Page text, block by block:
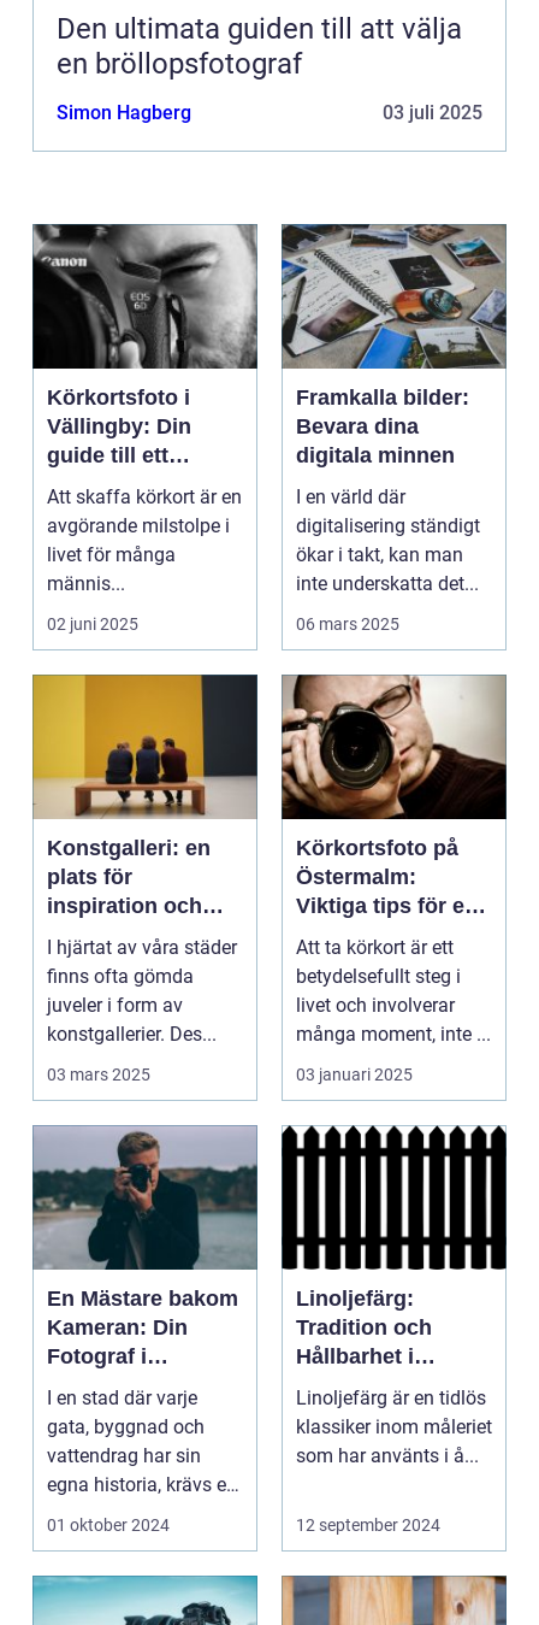
Den ultimata guiden till att välja
en bröllopsfotograf
Simon Hagberg 03 juli 2025
Körkortsfoto i
Vällingby: Din
guide till ett
perfekt foto
Att skaffa körkort är en
avgörande milstolpe i
livet för många
männis...
02 juni 2025
Framkalla bilder:
Bevara dina
digitala minnen
I en värld där
digitalisering ständigt
ökar i takt, kan man
inte underskatta det...
06 mars 2025
Konstgalleri: en
plats för
inspiration och
kreativ upplevelse
I hjärtat av våra städer
finns ofta gömda
juveler i form av
konstgallerier. Des...
03 mars 2025
Körkortsfoto på
Östermalm:
Viktiga tips för en
perfekt bild
Att ta körkort är ett
betydelsefullt steg i
livet och involverar
många moment, inte ...
03 januari 2025
En Mästare bakom
Kameran: Din
Fotograf i
Stockholm
I en stad där varje
gata, byggnad och
vattendrag har sin
egna historia, krävs en
riktig ko...
01 oktober 2024
Linoljefärg:
Tradition och
Hållbarhet i
Modern Tappning
Linoljefärg är en tidlös
klassiker inom måleriet
som har använts i å...
12 september 2024